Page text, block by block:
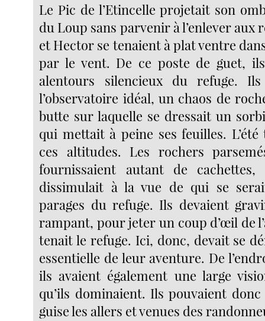
Le Pic de l’Etincelle projetait son
du Loup sans parvenir à l’enlever aux
et Hector se tenaient à plat ventre
par le vent. De ce poste de guet,
alentours silencieux du refuge.
l’observatoire idéal, un chaos de
butte sur laquelle se dressait un
qui mettait à peine ses feuilles.
ces altitudes. Les rochers
fournissaient autant de
dissimulait à la vue de qui se
parages du refuge. Ils devaient
rampant, pour jeter un coup d’œil de
tenait le refuge. Ici, donc, devait se
essentielle de leur aventure. De
ils avaient également une large
qu’ils dominaient. Ils pouvaient
guise les allers et venues des